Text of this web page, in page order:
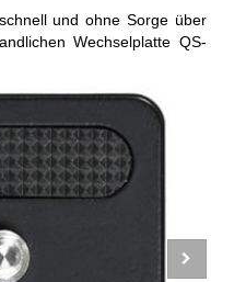
und ohne Sorge über
Wechselplatte QS-